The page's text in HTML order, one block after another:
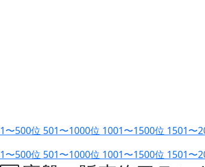
1〜500位 501〜1000位 1001〜1500位 1501〜
1〜500位 501〜1000位 1001〜1500位 1501〜